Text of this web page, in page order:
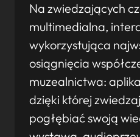
Na zwiedzających
multimedialna,
wykorzystująca
osiągnięcia
muzealnictwa:
dzięki której
pogłębiać swoją